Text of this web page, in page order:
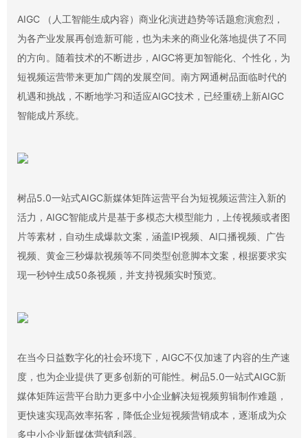
AIGC （人工智能生成内容）商业化演进趋势等话题愈演愈烈，
为各产业发展再创造新可能，也为未来的商业化落地提供了不同
的方向。随着技术的不断进步，AIGC将更加智能化、个性化，为
短视频运营带来更加广阔的发展空间。南方网通树品面临时代的
机遇和挑战，不断地学习和适应AIGC技术，已经重磅上新AIGC
智能成片系统。
树品5.0一站式AIGC新媒体矩阵运营平台为短视频运营注入新的
活力，AIGC智能成片是基于多模态大模型能力，上传视频或者图
片等素材，自动生成爆款文案，涵盖IP视频、AI口播视频、广告
视频、黄金三秒爆款视频等不同类型创意脚本文案，根据要求实
现一秒钟生成50条视频，并支持视频实时预览。
在当今日益数字化的社会环境下，AIGC不仅加速了内容的生产速
度，也为企业提供了更多创新的可能性。树品5.0一站式AIGC新
媒体矩阵运营平台助力更多中小企业解决短视频剪辑制作难题，
更快速实现高效率拓客，降低企业短视频营销成本，逐渐成为众
多中小企业新媒体营销利器。